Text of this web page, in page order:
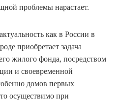
проблемы нарастает.
как в России в
приобретает задача
жилого фонда, посредством
и своевременной
домов первых
осуществимо при